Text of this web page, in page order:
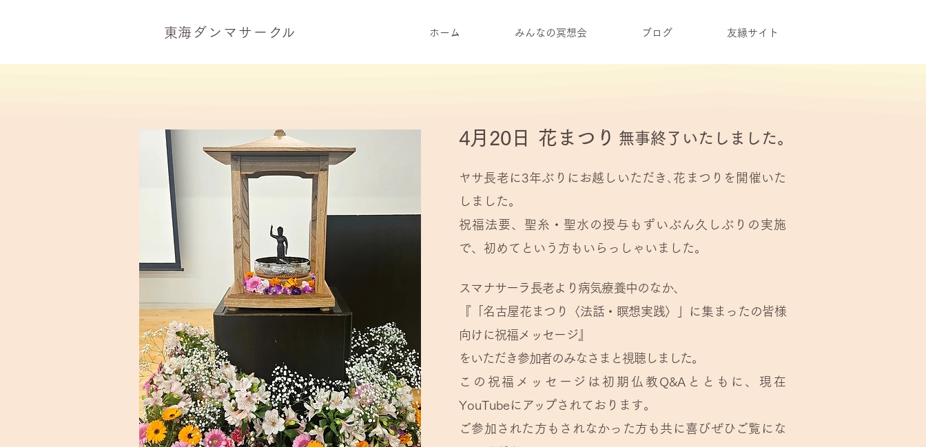
​東海ダンマサー ク ル ホーム みんなの冥想会 ブログ 友縁サイト
4月20 日 花まつり 無事終了いたしました。
ヤサ長老に3年ぶりにお越しいただき､花まつりを開催いた
しました。
祝福法要、聖糸・聖水の授与もずいぶん久しぶりの実施
で、初めてという方もいらっしゃいました。
スマナサーラ長老より病気療養中のなか、
『「名古屋花まつり〈法話・瞑想実践〉」に集まったの皆様
向けに祝福メッセージ』
をいただき参加者のみなさまと視聴しました。
この祝福メッセージは初期仏教Q&Aとともに、現在
YouTubeに アッ プされております。
ご参加された方もされなかった方も共に喜びぜひご覧にな